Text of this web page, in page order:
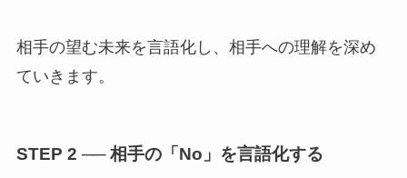
相手の望む未来を言語化し、相手への理解を深め
ていきます。
STEP 2 ── 相手の「No」を言語化する